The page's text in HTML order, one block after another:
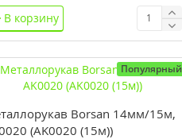
В корзину
Популярный
Borsan 14мм/15м,
(AK0020 (15м))